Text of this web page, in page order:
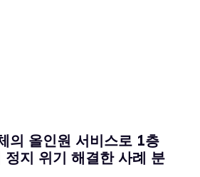
의 올인원 서비스로 1층
지 위기 해결한 사례 분